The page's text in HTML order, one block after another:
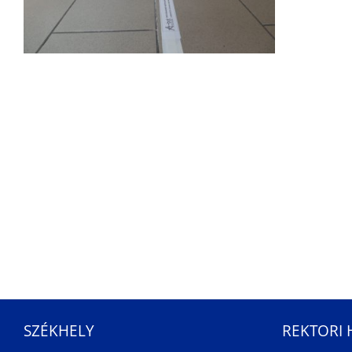
SZÉKHELY REKTORI